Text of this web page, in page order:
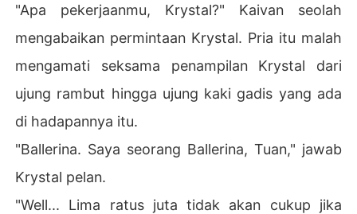
"Apa pekerjaanmu, Krystal?" Kaivan seolah
mengabaikan permintaan Krystal. Pria itu malah
mengamati seksama penampilan Krystal dari
ujung rambut hingga ujung kaki gadis yang ada
di hadapannya itu.
"Ballerina. Saya seorang Ballerina, Tuan," jawab
Krystal pelan.
"Well... Lima ratus juta tidak akan cukup jika